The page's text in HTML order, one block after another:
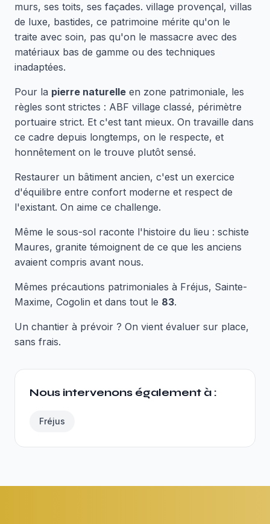
murs, ses toits, ses façades. village provençal, villas
de luxe, bastides, ce patrimoine mérite qu'on le
traite avec soin, pas qu'on le massacre avec des
matériaux bas de gamme ou des techniques
inadaptées.
Pour la pierre naturelle en zone patrimoniale, les
règles sont strictes : ABF village classé, périmètre
portuaire strict. Et c'est tant mieux. On travaille dans
ce cadre depuis longtemps, on le respecte, et
honnêtement on le trouve plutôt sensé.
Restaurer un bâtiment ancien, c'est un exercice
d'équilibre entre confort moderne et respect de
l'existant. On aime ce challenge.
Même le sous-sol raconte l'histoire du lieu : schiste
Maures, granite témoignent de ce que les anciens
avaient compris avant nous.
Mêmes précautions patrimoniales à Fréjus, Sainte-
Maxime, Cogolin et dans tout le 83.
Un chantier à prévoir ? On vient évaluer sur place,
sans frais.
Nous intervenons également à :
Fréjus